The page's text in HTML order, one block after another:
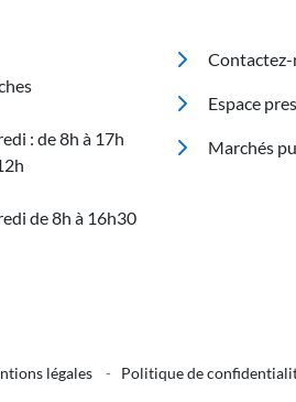
: de 8h à 17h
de 8h à 16h30
Pied de
Espace
Marchés
3
légales - Politique de